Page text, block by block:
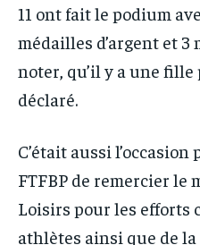
11 ont fait le podium
médailles d’argent et 3
noter, qu’il y a une fille
déclaré.
C’était aussi
FTFBP de remercier le
Loisirs pour les efforts
athlètes ainsi que de